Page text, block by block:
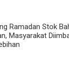
Ramadan Stok
Masyarakat